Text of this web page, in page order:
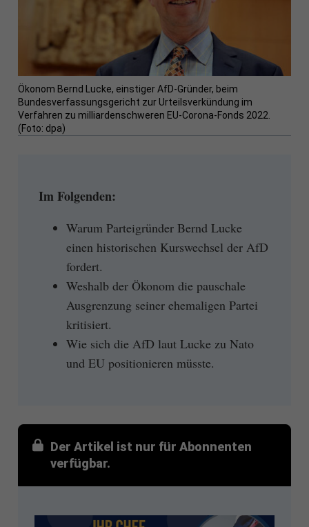
Ökonom Bernd Lucke, einstiger AfD-Gründer, beim
Bundesverfassungsgericht zur Urteilsverkündung im
Verfahren zu milliardenschweren EU-Corona-Fonds 2022.
(Foto: dpa)
Im Folgenden:
Warum Parteigründer Bernd Lucke
einen historischen Kurswechsel der AfD
fordert.
Weshalb der Ökonom die pauschale
Ausgrenzung seiner ehemaligen Partei
kritisiert.
Wie sich die AfD laut Lucke zu Nato
und EU positionieren müsste.
Der Artikel ist nur für Abonnenten
verfügbar.